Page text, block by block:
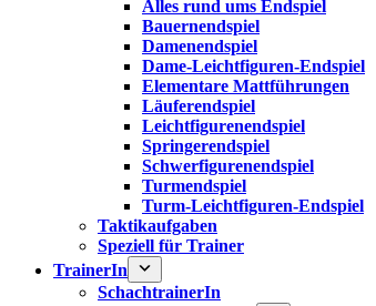
Alles rund ums Endspiel
Bauernendspiel
Damenendspiel
Dame-Leichtfiguren-Endspiel
Elementare Mattführungen
Läuferendspiel
Leichtfigurenendspiel
Springerendspiel
Schwerfigurenendspiel
Turmendspiel
Turm-Leichtfiguren-Endspiel
Taktikaufgaben
Speziell für Trainer
TrainerIn
SchachtrainerIn